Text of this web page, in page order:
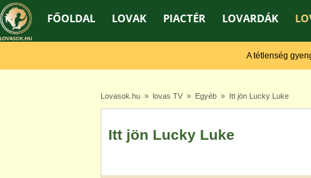
FŐOLDAL LOVAK PIACTÉR LOVARDÁK
A tétlenség
Lovasok.hu» lovas TV» Egyéb» Itt jön Lucky Luke
Itt jön Lucky Luke